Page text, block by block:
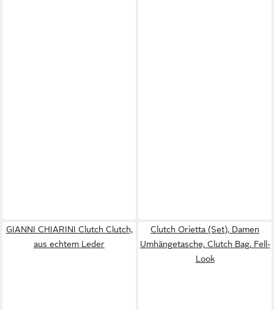
GIANNI CHIARINI Clutch Clutch,
aus echtem Leder
Clutch Orietta (Set), Damen
Umhängetasche, Clutch Bag, Fell-
Look